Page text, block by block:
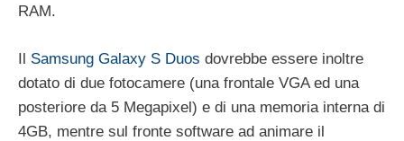
RAM.
Il Samsung Galaxy S Duos dovrebbe essere inoltre
dotato di due fotocamere (una frontale VGA ed una
posteriore da 5 Megapixel) e di una memoria interna di
4GB, mentre sul fronte software ad animare il